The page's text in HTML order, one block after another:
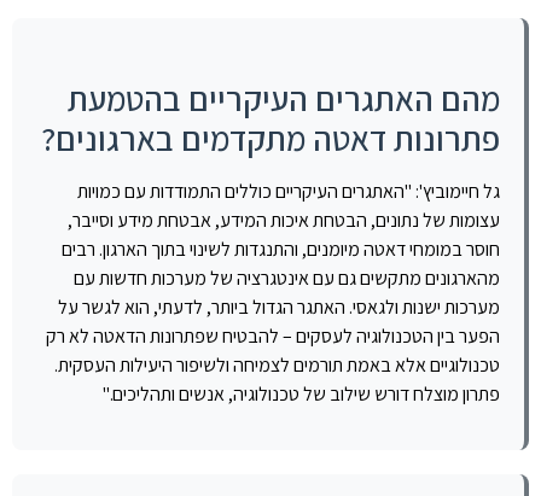
מהם האתגרים העיקריים בהטמעת
פתרונות דאטה מתקדמים בארגונים?
גל חיימוביץ': "האתגרים העיקריים כוללים התמודדות עם כמויות
עצומות של נתונים, הבטחת איכות המידע, אבטחת מידע וסייבר,
חוסר במומחי דאטה מיומנים, והתנגדות לשינוי בתוך הארגון. רבים
מהארגונים מתקשים גם עם אינטגרציה של מערכות חדשות עם
מערכות ישנות ולגאסי. האתגר הגדול ביותר, לדעתי, הוא לגשר על
הפער בין הטכנולוגיה לעסקים – להבטיח שפתרונות הדאטה לא רק
טכנולוגיים אלא באמת תורמים לצמיחה ולשיפור היעילות העסקית.
פתרון מוצלח דורש שילוב של טכנולוגיה, אנשים ותהליכים."